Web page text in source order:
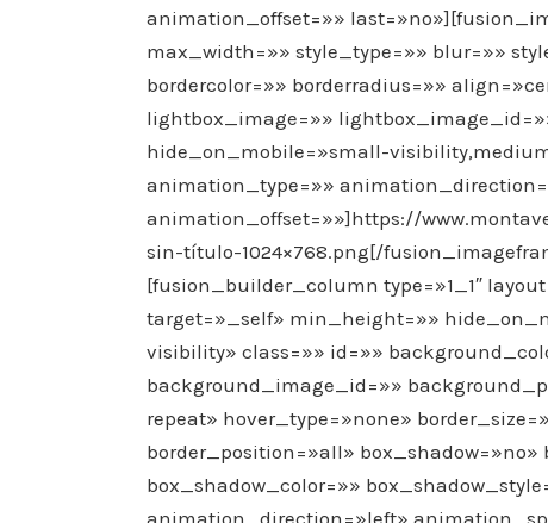
animation_offset=»»
max_width=»» style_type=»» blur=»»
bordercolor=»» borderradius=»»
lightbox_image=»»
hide_on_mobile=»small-
animation_type=»»
animation_offset=»»]https://
sin-título-1024×768.png[/
[fusion_builder_column type=»1_1″
target=»_self» min_height=»»
visibility» class=»» id=»»
background_image_id=»»
repeat» hover_type=»none»
border_position=»all» box_shadow=»no»
box_shadow_color=»»